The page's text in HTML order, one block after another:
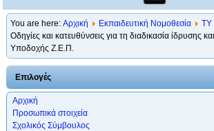
You are here:Αρχική Εκπαιδευτική Νομοθεσία
ΤΥ
Οδηγίες και κατευθύνσεις για τη διαδικασία ίδρυσης
Υποδοχής Ζ.Ε.Π.
Επιλογές
Αρχική
Προσωπικά στοιχεία
Σχολικός Σύμβουλος